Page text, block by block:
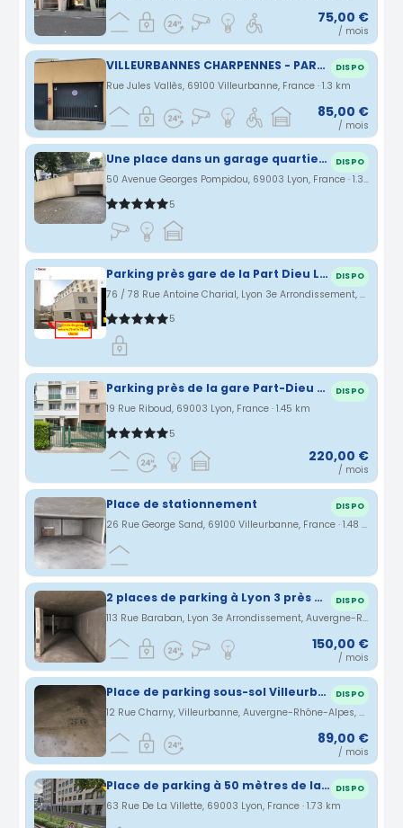
75,00 €
/ mois
VILLEURBANNES CHARPENNES - PARKING SOUS-TERRAIN DISPO
Rue Jules Vallès, 69100 Villeurbanne, France · 1.3 km
85,00 €
/ mois
Une place dans un garage quartier gare Part Dieu Lyon DISPO
50 Avenue Georges Pompidou, 69003 Lyon, France · 1.31 km
5
Parking près gare de la Part Dieu Lyon DISPO
76 / 78 Rue Antoine Charial, Lyon 3e Arrondissement, Auvergne-Rhône-Alpes, France · 1.43 km
5
Parking près de la gare Part-Dieu Lyon DISPO
19 Rue Riboud, 69003 Lyon, France · 1.45 km
5
220,00 €
/ mois
Place de stationnement DISPO
26 Rue George Sand, 69100 Villeurbanne, France · 1.48 km
2 places de parking à Lyon 3 près de la gare Part-Dieu DISPO
113 Rue Baraban, Lyon 3e Arrondissement, Auvergne-Rhône-Alpes, France · 1.5 km
150,00 €
/ mois
Place de parking sous-sol Villeurbanne DISPO
12 Rue Charny, Villeurbanne, Auvergne-Rhône-Alpes, France · 1.58 km
89,00 €
/ mois
Place de parking à 50 mètres de la Gare de Lyon Part Dieu DISPO
63 Rue De La Villette, 69003 Lyon, France · 1.73 km